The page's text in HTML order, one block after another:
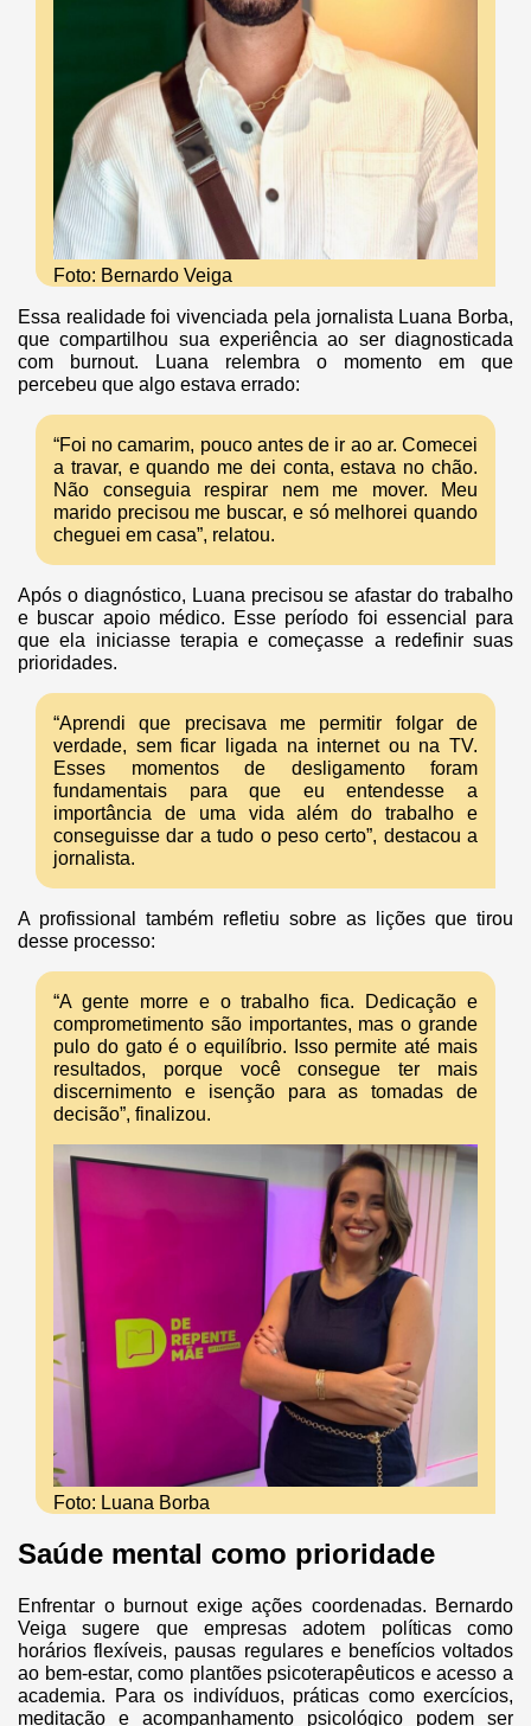
Foto: Bernardo Veiga
Essa realidade foi vivenciada pela jornalista Luana Borba,
que compartilhou sua experiência ao ser diagnosticada
com burnout. Luana relembra o momento em que
percebeu que algo estava errado:
“Foi no camarim, pouco antes de ir ao ar. Comecei
a travar, e quando me dei conta, estava no chão.
Não conseguia respirar nem me mover. Meu
marido precisou me buscar, e só melhorei quando
cheguei em casa”, relatou.
Após o diagnóstico, Luana precisou se afastar do trabalho
e buscar apoio médico. Esse período foi essencial para
que ela iniciasse terapia e começasse a redefinir suas
prioridades.
“Aprendi que precisava me permitir folgar de
verdade, sem ficar ligada na internet ou na TV.
Esses momentos de desligamento foram
fundamentais para que eu entendesse a
importância de uma vida além do trabalho e
conseguisse dar a tudo o peso certo”, destacou a
jornalista.
A profissional também refletiu sobre as lições que tirou
desse processo:
“A gente morre e o trabalho fica. Dedicação e
comprometimento são importantes, mas o grande
pulo do gato é o equilíbrio. Isso permite até mais
resultados, porque você consegue ter mais
discernimento e isenção para as tomadas de
decisão”, finalizou.
Foto: Luana Borba
Saúde mental como prioridade
Enfrentar o burnout exige ações coordenadas. Bernardo
Veiga sugere que empresas adotem políticas como
horários flexíveis, pausas regulares e benefícios voltados
ao bem-estar, como plantões psicoterapêuticos e acesso a
academia. Para os indivíduos, práticas como exercícios,
meditação e acompanhamento psicológico podem ser